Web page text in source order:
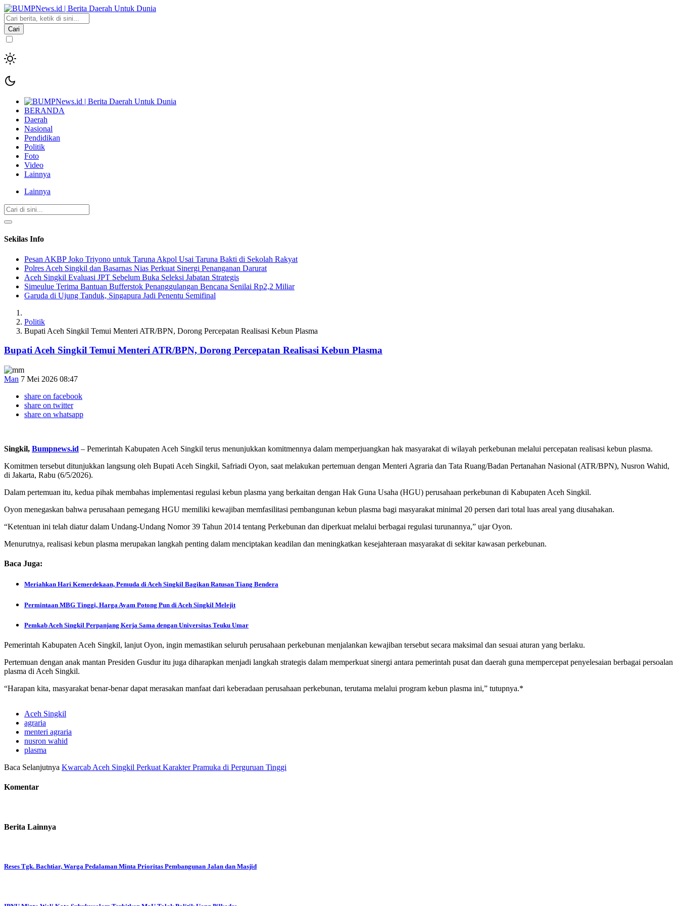
Cari
BERANDA
Daerah
Nasional
Pendidikan
Politik
Foto
Video
Lainnya
Lainnya
Sekilas Info
Pesan AKBP Joko Triyono untuk Taruna Akpol Usai Taruna Bakti di Sekolah Rakyat
Polres Aceh Singkil dan Basarnas Nias Perkuat Sinergi Penanganan Darurat
Aceh Singkil Evaluasi JPT Sebelum Buka Seleksi Jabatan Strategis
Simeulue Terima Bantuan Bufferstok Penanggulangan Bencana Senilai Rp2,2 Miliar
Garuda di Ujung Tanduk, Singapura Jadi Penentu Semifinal
Politik
Bupati Aceh Singkil Temui Menteri ATR/BPN, Dorong Percepatan Realisasi Kebun Plasma
Bupati Aceh Singkil Temui Menteri ATR/BPN, Dorong Percepatan Realisasi Kebun Plasma
Man 7 Mei 2026 08:47
share on facebook
share on twitter
share on whatsapp
Singkil, Bumpnews.id – Pemerintah Kabupaten Aceh Singkil terus menunjukkan komitmennya dalam memperjuangkan hak masyarakat di wilayah perkebunan melalui percepatan realisasi kebun plasma.
Komitmen tersebut ditunjukkan langsung oleh Bupati Aceh Singkil, Safriadi Oyon, saat melakukan pertemuan dengan Menteri Agraria dan Tata Ruang/Badan Pertanahan Nasional (ATR/BPN), Nusron Wahid,
di Jakarta, Rabu (6/5/2026).
Dalam pertemuan itu, kedua pihak membahas implementasi regulasi kebun plasma yang berkaitan dengan Hak Guna Usaha (HGU) perusahaan perkebunan di Kabupaten Aceh Singkil.
Oyon menegaskan bahwa perusahaan pemegang HGU memiliki kewajiban memfasilitasi pembangunan kebun plasma bagi masyarakat minimal 20 persen dari total luas areal yang diusahakan.
“Ketentuan ini telah diatur dalam Undang-Undang Nomor 39 Tahun 2014 tentang Perkebunan dan diperkuat melalui berbagai regulasi turunannya,” ujar Oyon.
Menurutnya, realisasi kebun plasma merupakan langkah penting dalam menciptakan keadilan dan meningkatkan kesejahteraan masyarakat di sekitar kawasan perkebunan.
Baca Juga:
Meriahkan Hari Kemerdekaan, Pemuda di Aceh Singkil Bagikan Ratusan Tiang Bendera
Permintaan MBG Tinggi, Harga Ayam Potong Pun di Aceh Singkil Melejit
Pemkab Aceh Singkil Perpanjang Kerja Sama dengan Universitas Teuku Umar
Pemerintah Kabupaten Aceh Singkil, lanjut Oyon, ingin memastikan seluruh perusahaan perkebunan menjalankan kewajiban tersebut secara maksimal dan sesuai aturan yang berlaku.
Pertemuan dengan anak mantan Presiden Gusdur itu juga diharapkan menjadi langkah strategis dalam memperkuat sinergi antara pemerintah pusat dan daerah guna mempercepat penyelesaian berbagai persoalan
plasma di Aceh Singkil.
“Harapan kita, masyarakat benar-benar dapat merasakan manfaat dari keberadaan perusahaan perkebunan, terutama melalui program kebun plasma ini,” tutupnya.*
Aceh Singkil
agraria
menteri agraria
nusron wahid
plasma
Baca Selanjutnya Kwarcab Aceh Singkil Perkuat Karakter Pramuka di Perguruan Tinggi
Komentar
Berita Lainnya
Reses Tgk. Bachtiar, Warga Pedalaman Minta Prioritas Pembangunan Jalan dan Masjid